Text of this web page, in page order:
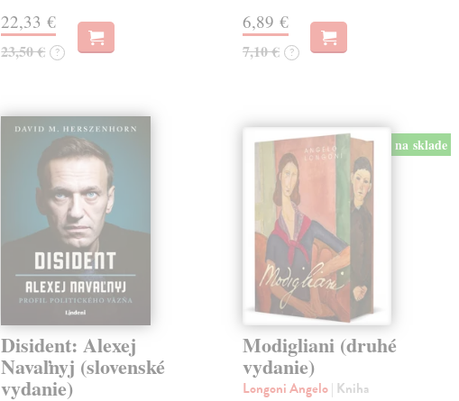
22,33 €
23,50 € ?
6,89 €
7,10 € ?
Disident: Alexej
Navaľnyj (slovenské
vydanie)
na sklade
Modigliani (druhé
vydanie)
Longoni Angelo| Kniha